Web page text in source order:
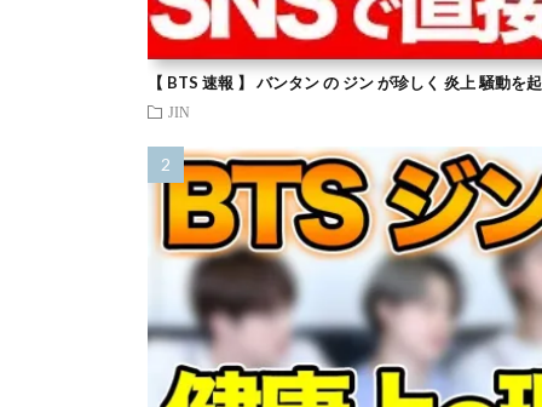
【 BTS 速報 】 バンタン の ジン が珍しく 炎上 騒動を
JIN